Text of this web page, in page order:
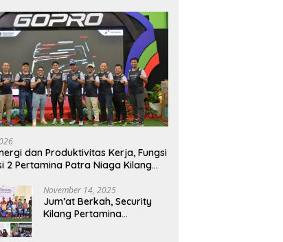
dan Produktivitas Kerja, Fungsi
2 Pertamina Patra Niaga Kilang
November 14, 2025
Jum’at Berkah, Security
Kilang Pertamina